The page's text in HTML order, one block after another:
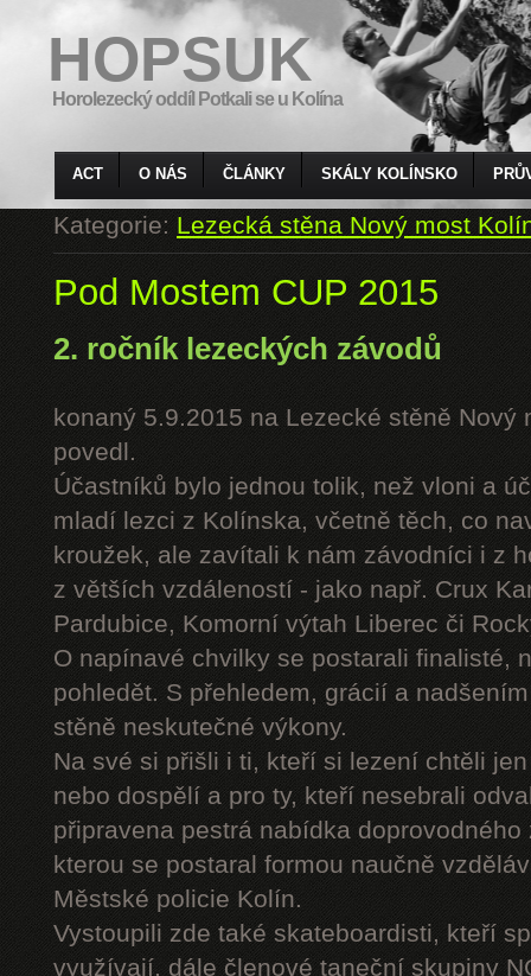
HOPSUK
Horolezecký oddíl Potkali se u Kolína
ACT O NÁS ČLÁNKY SKÁLY KOLÍNSKO
Kategorie:Lezecká stěna Nový most
Pod Mostem CUP 2015
2. ročník lezeckých závodů
konaný 5.9.2015 na Lezecké stěně Nový
povedl.
Účastníků bylo jednou tolik, než vloni a
mladí lezci z Kolínska, včetně těch, co
kroužek, ale zavítali k nám závodníci i z
z větších vzdáleností - jako např. Crux
Pardubice, Komorní výtah Liberec či
O napínavé chvilky se postarali finalisté,
pohledět. S přehledem, grácií a
stěně neskutečné výkony.
Na své si přišli i ti, kteří si lezení chtěli
nebo dospělí a pro ty, kteří nesebrali
připravena pestrá nabídka
kterou se postaral formou naučně
Městské policie Kolín.
Vystoupili zde také skateboardisti, kteří
využívají, dále členové taneční skupiny